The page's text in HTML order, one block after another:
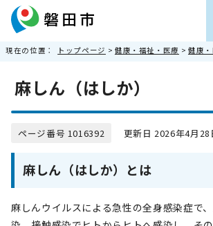
現在の位置： トップページ > 健康・福祉・医療 > 健康
麻しん（はしか）
ページ番号 1016392 更新日 2026年4月28
麻しん（はしか）とは
麻しんウイルスによる急性の全身感染症で